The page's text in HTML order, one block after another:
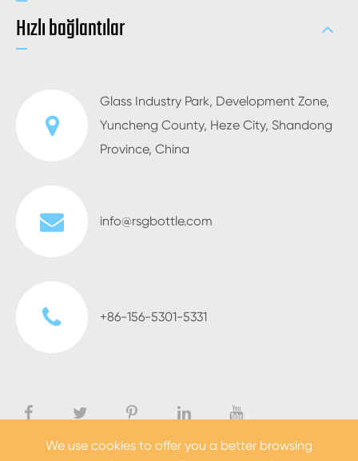
Hızlı bağlantılar
Glass Industry Park, Development Zone,
Yuncheng County, Heze City, Shandong
Province, China
info@rsgbottle.com
+86-156-5301-5331
We use cookies to offer you a better browsing